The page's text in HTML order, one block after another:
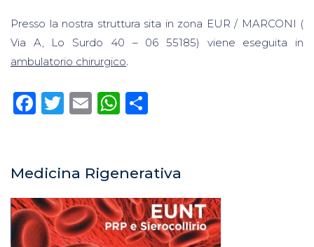
Presso la nostra struttura sita in zona EUR / MARCONI (
Via A, Lo Surdo 40 – 06 55185) viene eseguita in
ambulatorio chirurgico.
Facebook
Twitter
EmailWhatsApp
Medicina Rigenerativa